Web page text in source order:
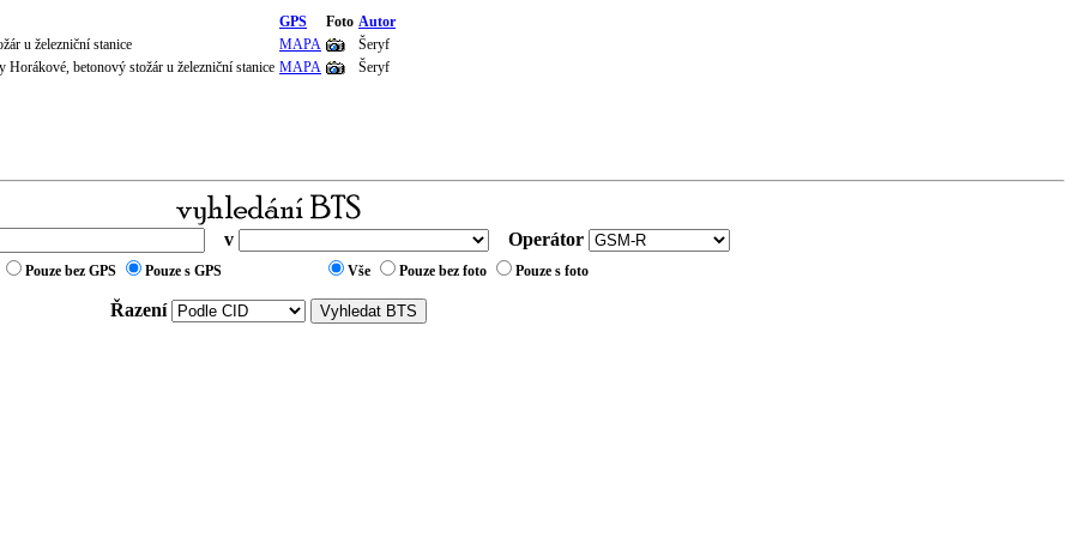
GPS Foto Autor
u železniční stanice
MAPA
Šeryf
betonový stožár u železniční stanice MAPA Šeryf
v Operátor
Pouze bez GPS Pouze s GPS Vše Pouze bez foto Pouze s foto
Řazení